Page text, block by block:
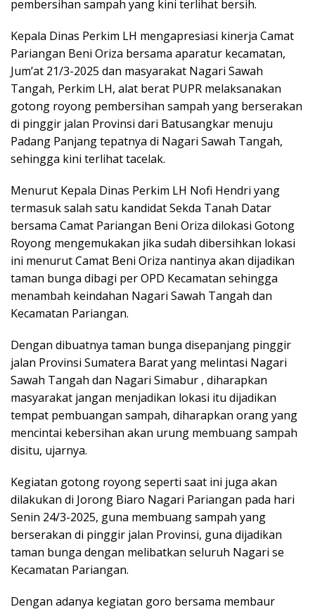
pembersihan sampah yang kini terlihat bersih.
Kepala Dinas Perkim LH mengapresiasi kinerja Camat
Pariangan Beni Oriza bersama aparatur kecamatan,
Jum’at 21/3-2025 dan masyarakat Nagari Sawah
Tangah, Perkim LH, alat berat PUPR melaksanakan
gotong royong pembersihan sampah yang berserakan
di pinggir jalan Provinsi dari Batusangkar menuju
Padang Panjang tepatnya di Nagari Sawah Tangah,
sehingga kini terlihat tacelak.
Menurut Kepala Dinas Perkim LH Nofi Hendri yang
termasuk salah satu kandidat Sekda Tanah Datar
bersama Camat Pariangan Beni Oriza dilokasi Gotong
Royong mengemukakan jika sudah dibersihkan lokasi
ini menurut Camat Beni Oriza nantinya akan dijadikan
taman bunga dibagi per OPD Kecamatan sehingga
menambah keindahan Nagari Sawah Tangah dan
Kecamatan Pariangan.
Dengan dibuatnya taman bunga disepanjang pinggir
jalan Provinsi Sumatera Barat yang melintasi Nagari
Sawah Tangah dan Nagari Simabur , diharapkan
masyarakat jangan menjadikan lokasi itu dijadikan
tempat pembuangan sampah, diharapkan orang yang
mencintai kebersihan akan urung membuang sampah
disitu, ujarnya.
Kegiatan gotong royong seperti saat ini juga akan
dilakukan di Jorong Biaro Nagari Pariangan pada hari
Senin 24/3-2025, guna membuang sampah yang
berserakan di pinggir jalan Provinsi, guna dijadikan
taman bunga dengan melibatkan seluruh Nagari se
Kecamatan Pariangan.
Dengan adanya kegiatan goro bersama membaur